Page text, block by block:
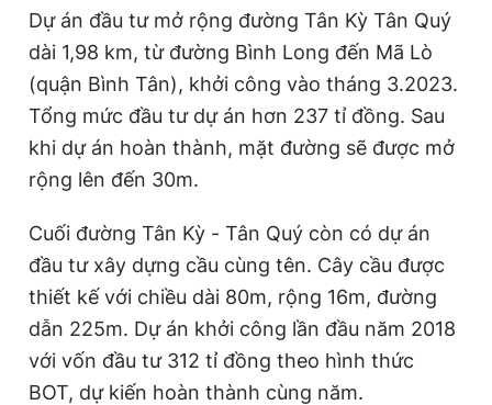
Tổng biên tập: Nguyễn Ngọc Toàn
Phó tổng biên tập thường trực: Hải Thành
Phó tổng biên tập: Lâm Hiếu Dũng
Phó tổng biên tập: Trần Việt Hưng
Tổng thư ký tòa soạn: Đức Trung
Giấy phép xuất bản số 110/GP - BTTTT cấp ngày 24.3.2020
© 2003-2026 Bản quyền thuộc về Báo Thanh Niên. Cấm sao
bản. Phát triển bởi ePi Technologies, JSC.
Dự án đầu tư mở rộng đường Tân Kỳ Tân Quý
dài 1,98 km, từ đường Bình Long đến Mã Lò
(quận Bình Tân), khởi công vào tháng 3.2023.
Tổng mức đầu tư dự án hơn 237 tỉ đồng. Sau
khi dự án hoàn thành, mặt đường sẽ được mở
rộng lên đến 30m.
Cuối đường Tân Kỳ - Tân Quý còn có dự án
đầu tư xây dựng cầu cùng tên. Cây cầu được
thiết kế với chiều dài 80m, rộng 16m, đường
dẫn 225m. Dự án khởi công lần đầu năm 2018
với vốn đầu tư 312 tỉ đồng theo hình thức
BOT, dự kiến hoàn thành cùng năm.